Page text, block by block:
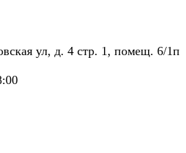
ул, д. 4 стр. 1, помещ. 6/1п